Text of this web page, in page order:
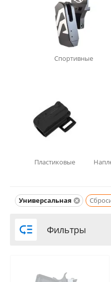
Спортивные
Пластиковые
Универсальная
 Фильтры